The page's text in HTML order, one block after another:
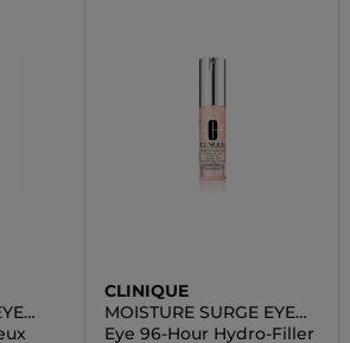
CLINIQUE
MOISTURE SURGE EYE
96-HOUR HYDRO-FILLER
Eye 96-Hour Hydro-Filler